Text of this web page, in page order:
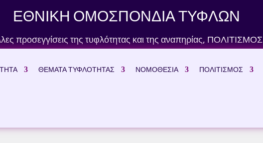
ΕΘΝΙΚΗ ΟΜΟΣΠΟΝΔΙΑ ΤΥΦΛΩΝ
προσεγγίσεις της τυφλότητας και της αναπηρίας, ΠΟΛΙΤΙΣΜΟΣ
ΘΕΜΑΤΑ ΤΥΦΛΟΤΗΤΑΣ ΝΟΜΟΘΕΣΙΑ ΠΟΛΙΤΙΣΜΟΣ